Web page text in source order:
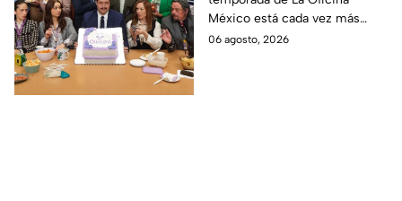
entre los fans
México está cada vez más
cerca, pues el elenco ya se
06 agosto, 2026